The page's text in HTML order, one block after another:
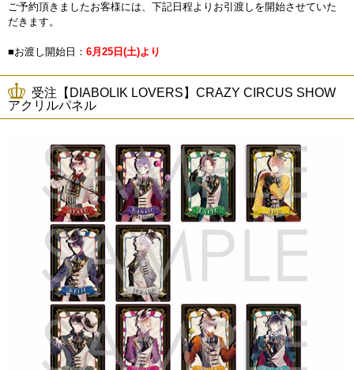
ご予約頂きましたお客様には、下記日程よりお引渡しを開始させていた
だきます。
■お渡し開始日： 6月25日(土)より
受注【DIABOLIK LOVERS】CRAZY CIRCUS SHOW
アクリルパネル